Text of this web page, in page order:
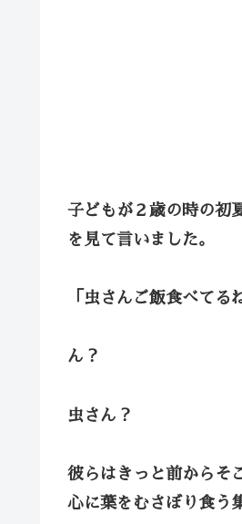
子どもが２歳の時の初
を見て言いました。
「虫さんご飯食べてる
ん？
虫さん？
彼らはきっと前からそ
心に葉をむさぼり食う